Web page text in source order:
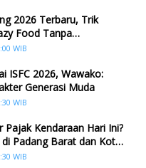
2026 Terbaru, Trik
Food Tanpa
WIB
ISFC 2026, Wawako:
Generasi Muda
WIB
Pajak Kendaraan Hari Ini?
Padang Barat dan Koto
WIB